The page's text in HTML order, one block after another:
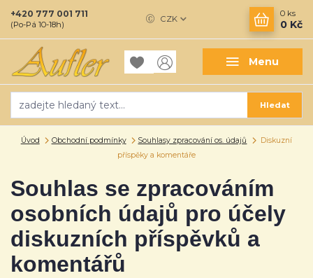
Menu
CZK
Hledat
+420 777 001 711
(Po-Pá 10-18h)
0 ks
0 Kč
Úvod Obchodní podmínky Souhlasy zpracování os. údajů
Diskuzní
příspěky a komentáře
Souhlas se zpracováním
osobních údajů pro účely
diskuzních příspěvků a
komentářů